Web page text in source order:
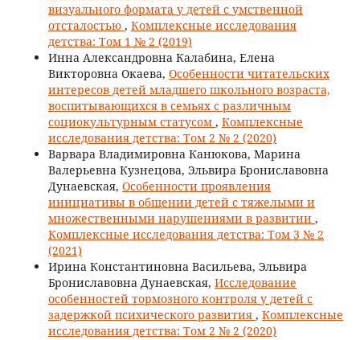
визуального формата у детей с умственной
отсталостью , Комплексные исследования
детства: Том 1 № 2 (2019)
Инна Александровна Калабина, Елена
Викторовна Окаева, Особенности читательских
интересов детей младшего школьного возраста,
воспитывающихся в семьях с различным
социокультурным статусом , Комплексные
исследования детства: Том 2 № 2 (2020)
Варвара Владимировна Канюкова, Марина
Валерьевна Кузнецова, Эльвира Брониславовна
Дунаевская, Особенности проявления
инициативы в общении детей с тяжелыми и
множественными нарушениями в развитии ,
Комплексные исследования детства: Том 3 № 2
(2021)
Ирина Константиновна Васильева, Эльвира
Брониславовна Дунаевская, Исследование
особенностей тормозного контроля у детей с
задержкой психического развития , Комплексные
исследования детства: Том 2 № 2 (2020)